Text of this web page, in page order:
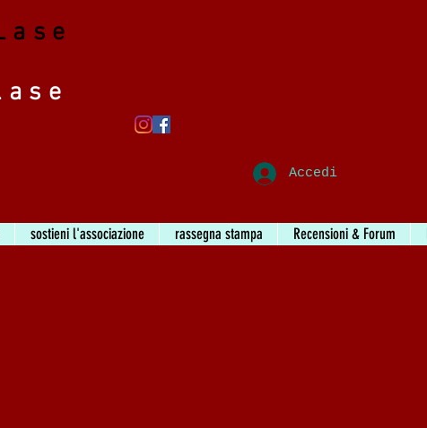
Accedi
sostieni l'associazione rassegna stampa Recensioni & Forum